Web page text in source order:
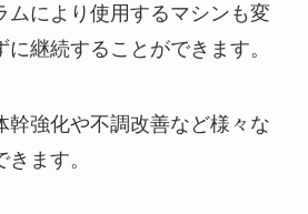
ムにより使用するマシンも変
継続することができます。
幹強化や不調改善など様々な
ます。